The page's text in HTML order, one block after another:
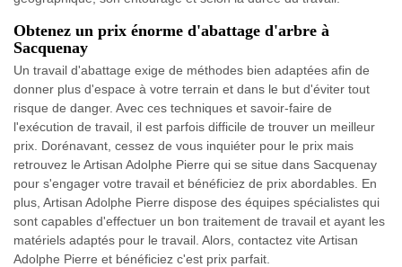
Obtenez un prix énorme d'abattage d'arbre à
Sacquenay
Un travail d'abattage exige de méthodes bien adaptées afin de
donner plus d'espace à votre terrain et dans le but d'éviter tout
risque de danger. Avec ces techniques et savoir-faire de
l'exécution de travail, il est parfois difficile de trouver un meilleur
prix. Dorénavant, cessez de vous inquiéter pour le prix mais
retrouvez le Artisan Adolphe Pierre qui se situe dans Sacquenay
pour s'engager votre travail et bénéficiez de prix abordables. En
plus, Artisan Adolphe Pierre dispose des équipes spécialistes qui
sont capables d'effectuer un bon traitement de travail et ayant les
matériels adaptés pour le travail. Alors, contactez vite Artisan
Adolphe Pierre et bénéficiez c'est prix parfait.